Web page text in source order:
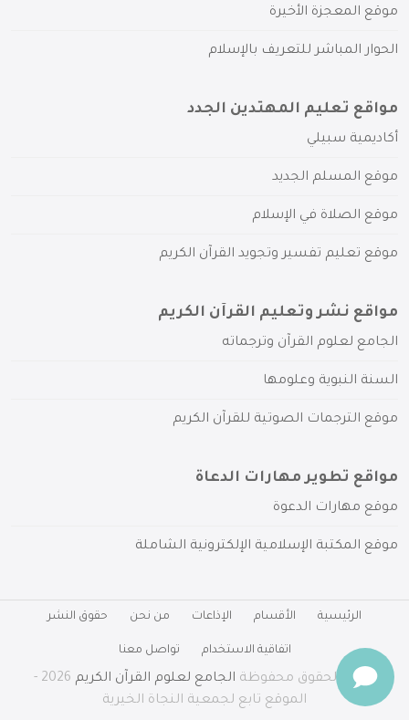
موقع المعجزة الأخيرة
الحوار المباشر للتعريف بالإسلام
مواقع تعليم المهتدين الجدد
أكاديمية سبيلي
موقع المسلم الجديد
موقع الصلاة في الإسلام
موقع تعليم تفسير وتجويد القرآن الكريم
مواقع نشر وتعليم القرآن الكريم
الجامع لعلوم القرآن وترجماته
السنة النبوية وعلومها
موقع الترجمات الصوتية للقرآن الكريم
مواقع تطوير مهارات الدعاة
موقع مهارات الدعوة
موقع المكتبة الإسلامية الإلكترونية الشاملة
الرئيسية الأقسام الإذاعات من نحن حقوق النشر
اتفاقية الاستخدام تواصل معنا
جميع الحقوق محفوظة الجامع لعلوم القرآن الكريم
2026 -
الموقع تابع لجمعية النجاة الخيرية